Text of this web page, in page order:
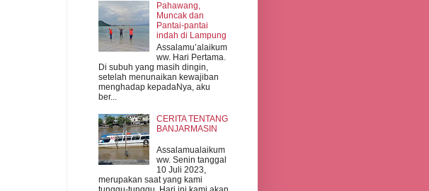
Pahawang,
Muncak dan
Pantai-pantai
indah di Lampung
Assalamu’alaikum
ww. Hari Pertama.
Di subuh yang masih dingin,
setelah menunaikan kewajiban
menghadap kepadaNya, aku
ber...
CERITA TENTANG
BANJARMASIN
Assalamualaikum
ww. Senin tanggal
10 Juli 2023,
merupakan saat yang kami